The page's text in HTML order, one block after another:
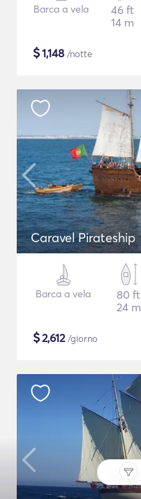
Barca a vela
46 ft
14 m
$1,148 /notte
Caravel Pirateship
Barca a vela
80 ft
24 m
$2,612/giorno